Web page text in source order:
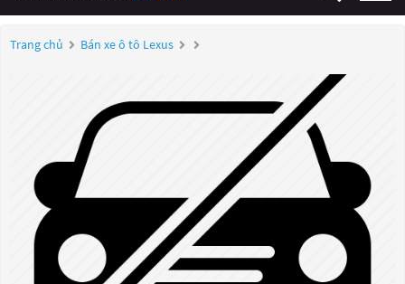
Trang chủ Bán xe ô tô Lexus